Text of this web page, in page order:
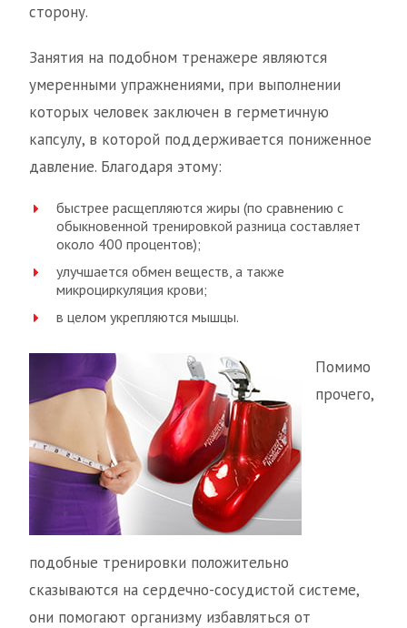
сторону.
Занятия на подобном тренажере являются
умеренными упражнениями, при выполнении
которых человек заключен в герметичную
капсулу, в которой поддерживается пониженное
давление. Благодаря этому:
быстрее расщепляются жиры (по сравнению с
обыкновенной тренировкой разница составляет
около 400 процентов);
улучшается обмен веществ, а также
микроциркуляция крови;
в целом укрепляются мышцы.
Помимо
прочего,
подобные тренировки положительно
сказываются на сердечно-сосудистой системе,
они помогают организму избавляться от